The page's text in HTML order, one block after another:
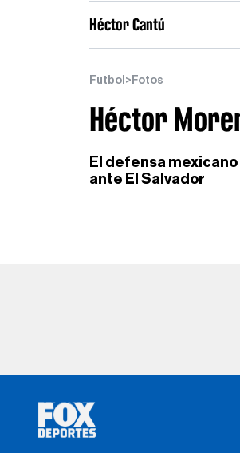
Héctor Cantú
Futbol > Fotos
Héctor
El defensa
ante El Salvador